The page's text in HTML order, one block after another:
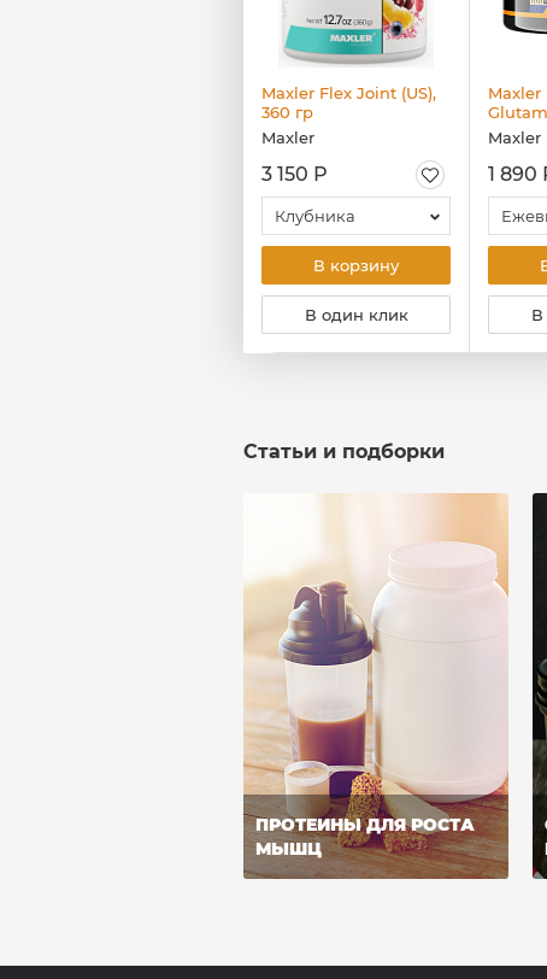
Maxler Flex Joint (US),
360 гр
Maxler
3 150 Р
Клубника
В корзину
В один клик
Maxler
Maxler
1 890
В
Статьи и подборки
ПРОТЕИНЫ ДЛЯ РОСТА
МЫШЦ